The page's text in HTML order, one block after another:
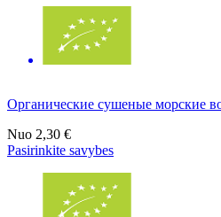
Органические сушеные морские
Nuo 2,30 €
Pasirinkite savybes